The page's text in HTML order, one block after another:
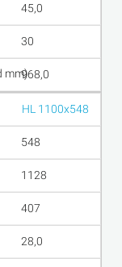
45,0
30
968,0
HL 1100x548
548
1128
407
28,0